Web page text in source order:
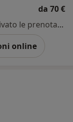
da 70 €
Questo dottore non ha ancora attivato le prenotazioni online presso questo indirizzo.
online